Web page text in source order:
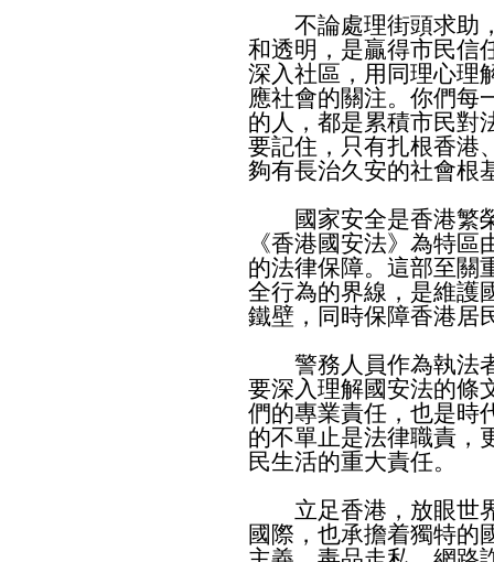
不論處理街頭求助，
和透明，是贏得市民信
深入社區，用同理心理
應社會的關注。你們每
的人，都是累積市民對
要記住，只有扎根香港
夠有長治久安的社會根
國家安全是香港繁榮
《香港國安法》為特
的法律保障。這部至關
全行為的界線，是維護
鐵壁，同時保障香港居
警務人員作為執法者
要深入理解國安法的條
們的專業責任，也是時
的不單止是法律職責，
民生活的重大責任。
立足香港，放眼世界
國際，也承擔着獨特的